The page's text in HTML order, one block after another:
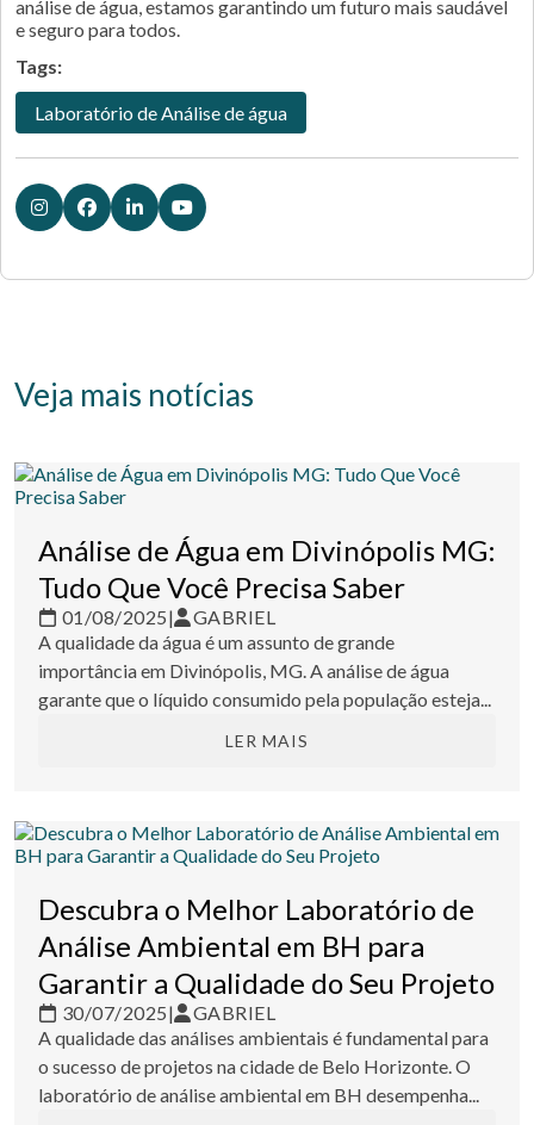
análise de água, estamos garantindo um futuro mais saudável
e seguro para todos.
Tags:
Laboratório de Análise de água
Veja mais notícias
Análise de Água em Divinópolis MG:
Tudo Que Você Precisa Saber
01/08/2025|
GABRIEL
A qualidade da água é um assunto de grande
importância em Divinópolis, MG. A análise de água
garante que o líquido consumido pela população esteja...
LER MAIS
Descubra o Melhor Laboratório de
Análise Ambiental em BH para
Garantir a Qualidade do Seu Projeto
30/07/2025|
GABRIEL
A qualidade das análises ambientais é fundamental para
o sucesso de projetos na cidade de Belo Horizonte. O
laboratório de análise ambiental em BH desempenha...